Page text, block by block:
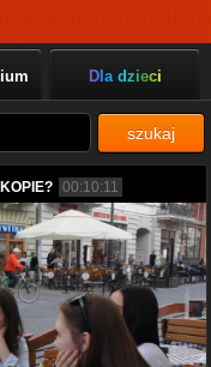
Dla dzieci
szukaj
00:10:11